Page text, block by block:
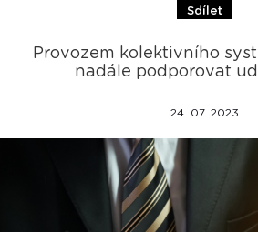
Sdílet
Provozem kolektivního
nadále podporovat
24. 07. 2023